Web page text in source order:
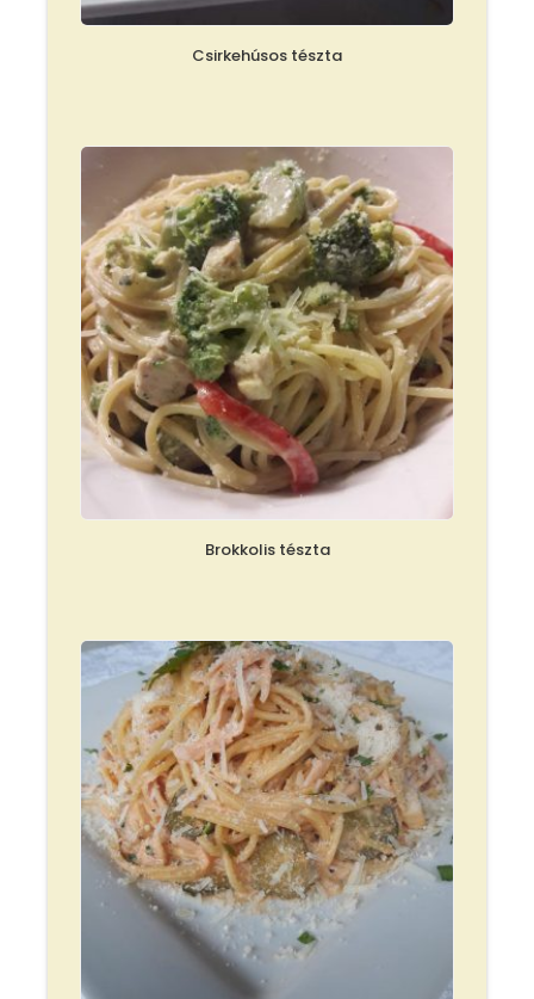
Csirkehúsos tészta
Brokkolis tészta